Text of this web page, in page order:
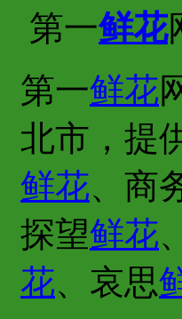
第一鲜花
第一鲜花
北市，提
鲜花、商
探望鲜花
花、哀思